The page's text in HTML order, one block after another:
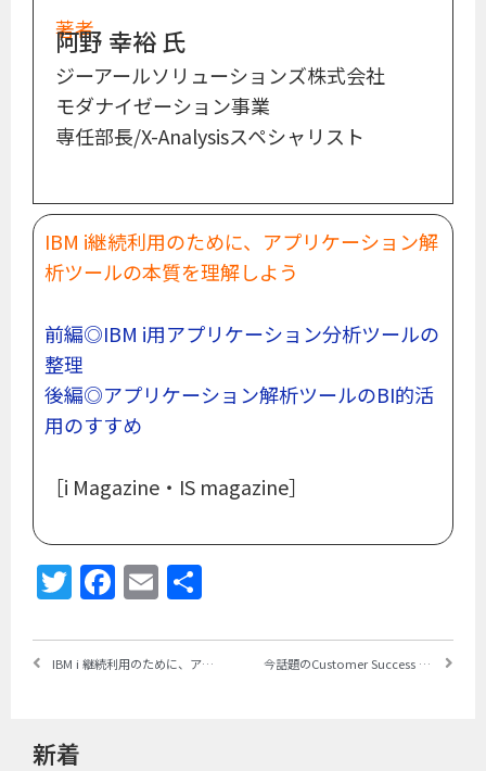
著者
阿野 幸裕 氏
ジーアールソリューションズ株式会社
モダナイゼーション事業
専任部長/X-Analysisスペシャリスト
IBM i継続利用のために、アプリケーション解
析ツールの本質を理解しよう
前編◎IBM i用アプリケーション分析ツールの
整理
後編◎アプリケーション解析ツールのBI的活
用のすすめ
［i Magazine・IS magazine］
Twitter
Facebook
Email
IBM i 継続利用のために、アプリケーション解析ツールの本質を理解しよう｜前編◎IBM i用アプリケーション分析ツールの整理 今話題のCustomer Success Manager （CSM）とは ～顧客の成功体験を最大化するIBMのCSM、その役割と狙い、活動内容を知る
新着